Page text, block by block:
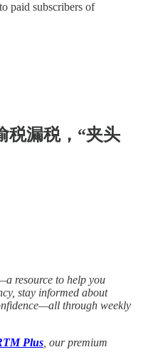
paid subscribers of
税漏税，“夹头
resource to help you
stay informed about
through weekly
Plus , our premium